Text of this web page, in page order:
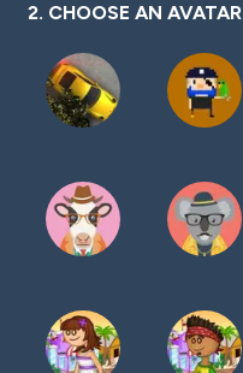
2. CHOOSE AN AVATAR